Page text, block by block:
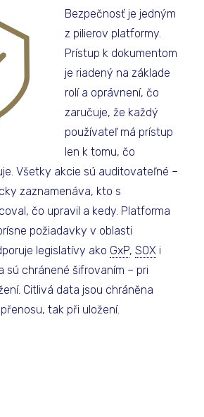
Bezpečnosť je jedným
z pilierov platformy.
Prístup k dokumentom
je riadený na základe
rolí a oprávnení, čo
zaručuje, že každý
používateľ má prístup
len k tomu, čo
Všetky akcie sú auditovateľné –
zaznamenáva, kto s
čo upravil a kedy. Platforma
požiadavky v oblasti
legislatívy ako GxP, SOX i
sú chránené šifrovaním – pri
Citlivá data jsou chráněna
tak při uložení.